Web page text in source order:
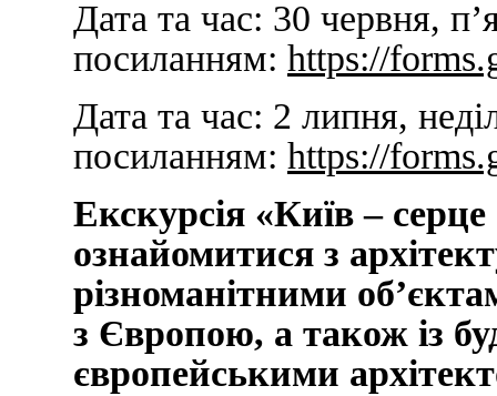
Дата та час: 30 червня,
посиланням: https://
Дата та час: 2 липня,
посиланням: https://
Екскурсія «Київ –
ознайомитися з
різноманітними
з Європою, а також із
європейськими